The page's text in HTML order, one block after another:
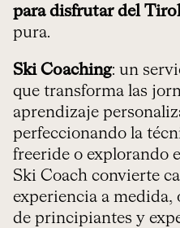
para disfrutar del
pura.
Ski Coaching: un
que transforma las
aprendizaje
perfeccionando la
freeride o explorando
Ski Coach convierte
experiencia a
de principiantes y